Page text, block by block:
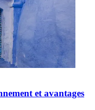
et avantages